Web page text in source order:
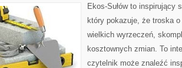
Ekos-Sułów to inspirujący
który pokazuje, że troska
wielkich wyrzeczeń,
kosztownych zmian. To
czytelnik może znaleźć